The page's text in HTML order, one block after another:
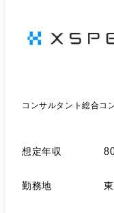
コンサルタント総合コ
想定年収
勤務地